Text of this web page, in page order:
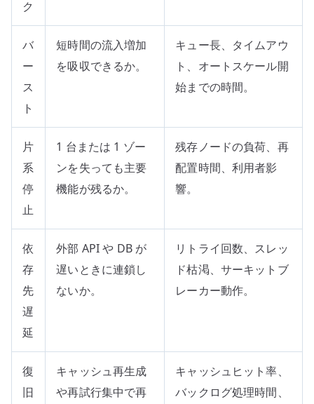
ク
バ
ー
ス
ト
短時間の流入増加
を吸収できるか。
キュー長、タイムアウ
ト、オートスケール開
始までの時間。
片
系
停
止
1 台または 1 ゾー
ンを失っても主要
機能が残るか。
残存ノードの負荷、再
配置時間、利用者影
響。
依
存
先
遅
延
外部 API や DB が
遅いときに連鎖し
ないか。
リトライ回数、スレッ
ド枯渇、サーキットブ
レーカー動作。
復
旧
キャッシュ再生成
や再試行集中で再
キャッシュヒット率、
バックログ処理時間、